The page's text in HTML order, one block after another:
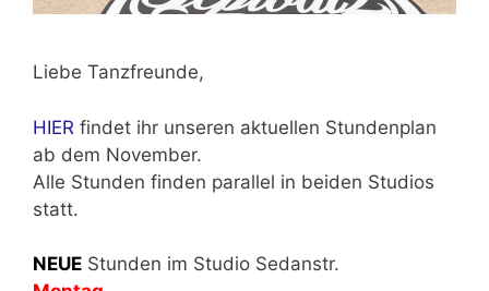
Liebe Tanzfreunde,
HIER findet ihr unseren aktuellen Stundenplan
ab dem November.
Alle Stunden finden parallel in beiden Studios
statt.
NEUE Stunden im Studio Sedanstr.